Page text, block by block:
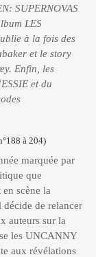
SUPERNOVAS
LES
à la fois des
et le story
Enfin, les
et du
à 204)
marquée par
que
scène la
décide de relancer
auteurs sur la
les UNCANNY
aux révélations